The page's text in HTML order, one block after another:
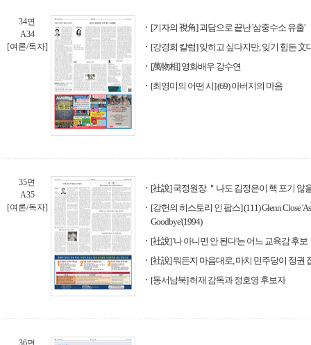
34면
A34
[여론/독자]
[기자의 視角] 괴담으로 끝난 '삼중수소 유출'
[강경희 칼럼] 잊히고 싶다지만, 잊기 힘든 文
[萬物相] 영화배우 강수연
[최영미의 어떤 시] (69) 아버지의 마음
35면
A35
[여론/독자]
[社說] 국정원장 ＂나도 김정은이 핵 포기 않
[강헌의 히스토리 인 팝스] (111) Glenn Close 'As
Goodbye'(1994)
[社說] '나 아니면 안 된다'는 어느 교육감 후보
[社說] 뭐든지 마음대로, 마치 민주당이 정권
[동서남북] 허재 감독과 정호영 후보자
36면